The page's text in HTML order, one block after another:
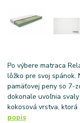
Po výbere matraca
lôžko pre svoj spánok.
pamäťovej peny so 7-
dokonale uvoľnia
kokosová vrstva, ktorá
popis